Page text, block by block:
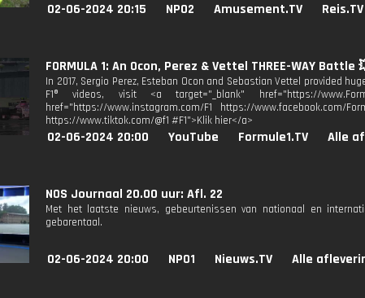
02-06-2024 20:15 NPO2 Amusement.TV Reis.TV
FORMULA 1: An Ocon, Perez & Vettel THREE-WAY Battle
In 2017, Sergio Perez, Esteban Ocon and Sebastian Vettel provided
F1® videos, visit <a target="_blank" href="https://
href="https://www.instagram.com/F1 https://www.facebook.com/
https://www.tiktok.com/@f1 #F1">Klik hier</a>
02-06-2024 20:00 YouTube Formule1.TV Alle
NOS Journaal 20.00 uur: Afl. 22
Met het laatste nieuws, gebeurtenissen van nationaal en
gebarentaal.
02-06-2024 20:00 NPO1 Nieuws.TV Alle